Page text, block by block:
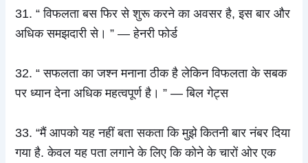
31. “ विफलता बस फिर से शुरू करने का अवसर है, इस बार और
अधिक समझदारी से। ” — हेनरी फोर्ड
32. “ सफलता का जश्न मनाना ठीक है लेकिन विफलता के सबक
पर ध्यान देना अधिक महत्वपूर्ण है। ” — बिल गेट्स
33. “मैं आपको यह नहीं बता सकता कि मुझे कितनी बार नंबर दिया
गया है. केवल यह पता लगाने के लिए कि कोने के चारों ओर एक